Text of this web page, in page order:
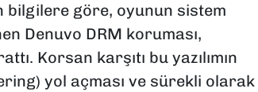
bilgilere göre, oyunun sistem
Denuvo DRM koruması,
Korsan karşıtı bu yazılımın
yol açması ve sürekli olarak